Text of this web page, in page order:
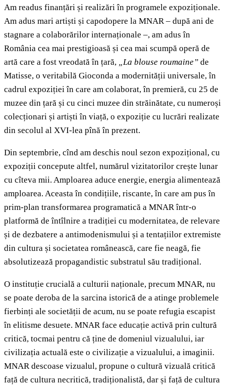
Am readus finanțări și realizări în programele expoziționale.
Am adus mari artiști și capodopere la MNAR – după ani de
stagnare a colaborărilor internaționale –, am adus în
România cea mai prestigioasă și cea mai scumpă operă de
artă care a fost vreodată în țară, „La blouse roumaine” de
Matisse, o veritabilă Gioconda a modernității universale, în
cadrul expoziției în care am colaborat, în premieră, cu 25 de
muzee din țară și cu cinci muzee din străinătate, cu numeroși
colecționari și artiști în viață, o expoziție cu lucrări realizate
din secolul al XVI-lea pînă în prezent.
Din septembrie, cînd am deschis noul sezon expozițional, cu
expoziții concepute altfel, numărul vizitatorilor crește lunar
cu cîteva mii. Amploarea aduce energie, energia alimentează
amploarea. Aceasta în condițiile, riscante, în care am pus în
prim-plan transformarea programatică a MNAR într-o
platformă de întîlnire a tradiției cu modernitatea, de relevare
și de dezbatere a antimodenismului și a tentațiilor extremiste
din cultura și societatea românească, care fie neagă, fie
absolutizează propagandistic substratul său tradițional.
O instituție crucială a culturii naționale, precum MNAR, nu
se poate deroba de la sarcina istorică de a atinge problemele
fierbinți ale societății de acum, nu se poate refugia escapist
în elitisme desuete. MNAR face educație activă prin cultură
critică, tocmai pentru că ține de domeniul vizualului, iar
civilizația actuală este o civilizație a vizualului, a imaginii.
MNAR descoase vizualul, propune o cultură vizuală critică
față de cultura necritică, tradiționalistă, dar și față de cultura